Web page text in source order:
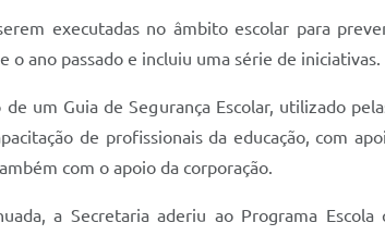
executadas no âmbito escolar para
o ano passado e incluiu uma série de iniciativas.
de um Guia de Segurança Escolar, utilizado
de profissionais da educação, com
com o apoio da corporação.
a Secretaria aderiu ao Programa